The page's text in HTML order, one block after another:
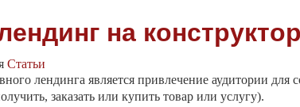
на
Статьи
лендинга является привлечение аудитории
заказать или купить товар или услугу).